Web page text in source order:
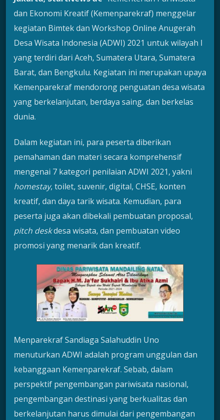
dan Ekonomi Kreatif (Kemenparekraf) menggelar
kegiatan Bimtek dan Workshop Online Anugerah
Desa Wisata Indonesia (ADWI) 2021 untuk wilayah I
yang terdiri dari Aceh, Sumatera Utara, Sumatera
Barat, dan Bengkulu. Kegiatan ini merupakan upaya
Kemenparekraf mendorong penguatan desa wisata
yang berkelanjutan, berdaya saing, dan berkelas
dunia.
Dalam kegiatan ini, para peserta diberikan
pemahaman dan materi secara komprehensif
mengenai 7 kategori penilaian ADWI 2021, yakni
homestay, toilet, suvenir, digital, CHSE, konten
kreatif, dan daya tarik wisata. Kemudian, para
peserta juga akan dibekali pembuatan proposal,
pitch deskdesa wisata, dan pembuatan video
promosi yang menarik dan kreatif.
Menparekraf Sandiaga Salahuddin Uno
menuturkan ADWI adalah program unggulan dan
kebanggaan Kemenparekraf. Sebab, dalam
perspektif pengembangan pariwisata nasional,
pengembangan destinasi yang berkualitas dan
berkelanjutan harus dimulai dari pengembangan